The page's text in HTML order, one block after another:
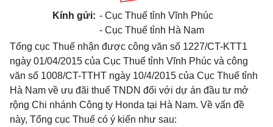
Kính gửi: - Cục Thuế tỉnh Vĩnh Phúc
- Cục Thuế tỉnh Hà Nam
Tổng cục Thuế nhận được công văn số 1227/CT-KTT1
ngày 01/04/2015 của Cục Thuế tỉnh Vĩnh Phúc và công
văn số 1008/CT-TTHT ngày 10/4/2015 của Cục Thuế tỉnh
Hà Nam về ưu đãi thuế TNDN đối với dự án đầu tư mở
rộng Chi nhánh Công ty Honda tại Hà Nam. Về vấn đề
này, Tổng cục Thuế có ý kiến như sau: